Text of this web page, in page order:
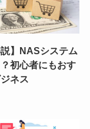
説】NASシステム
初心者にもおす
ネス